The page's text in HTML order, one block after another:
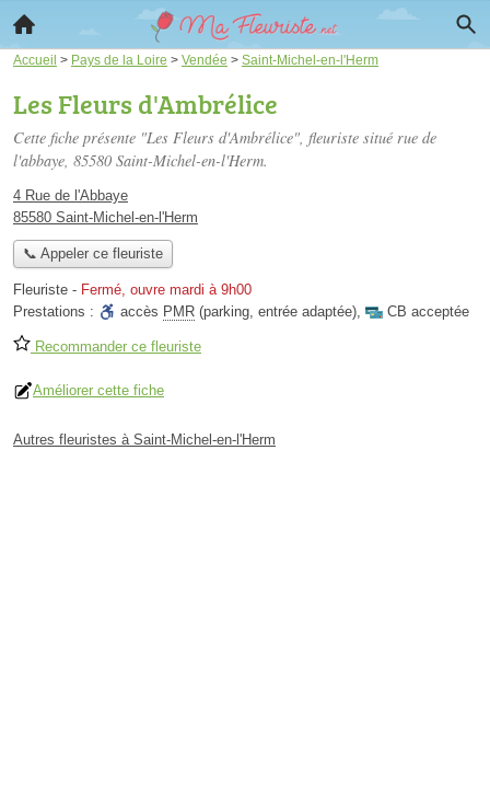
Accueil > Pays de la Loire > Vendée > Saint-Michel-en-l'Herm
Les Fleurs d'Ambrélice
Cette fiche présente "Les Fleurs d'Ambrélice", fleuriste situé rue de
l'abbaye, 85580 Saint-Michel-en-l'Herm.
4 Rue de l'Abbaye
85580 Saint-Michel-en-l'Herm
📞 Appeler ce fleuriste
Fleuriste - Fermé, ouvre mardi à 9h00
Prestations :
accès PMR (parking, entrée adaptée), CB acceptée
Recommander ce fleuriste
Améliorer cette fiche
Autres fleuristes à Saint-Michel-en-l'Herm